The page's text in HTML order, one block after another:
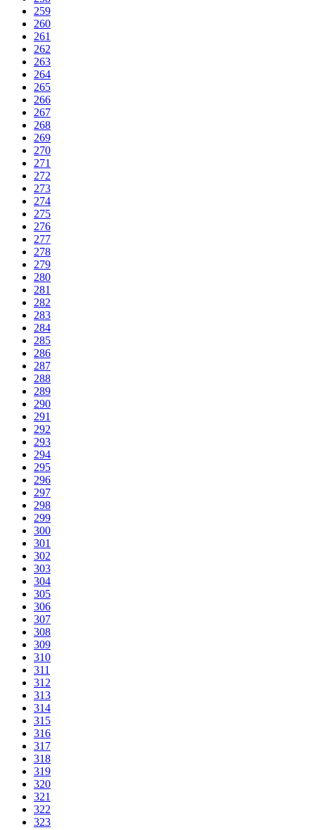
259
260
261
262
263
264
265
266
267
268
269
270
271
272
273
274
275
276
277
278
279
280
281
282
283
284
285
286
287
288
289
290
291
292
293
294
295
296
297
298
299
300
301
302
303
304
305
306
307
308
309
310
311
312
313
314
315
316
317
318
319
320
321
322
323